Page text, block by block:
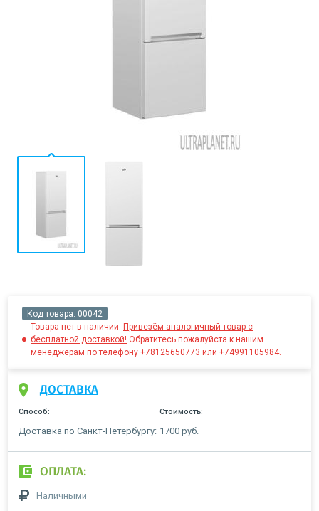
Код товара: 00042
Товара нет в наличии. Привезём аналогичный товар с
бесплатной доставкой! Обратитесь пожалуйста к нашим
менеджерам по телефону +78125650773 или +74991105984.
ДОСТАВКА
Способ: Стоимость:
Доставка по Санкт-Петербургу: 1700 руб.
ОПЛАТА:
Наличными